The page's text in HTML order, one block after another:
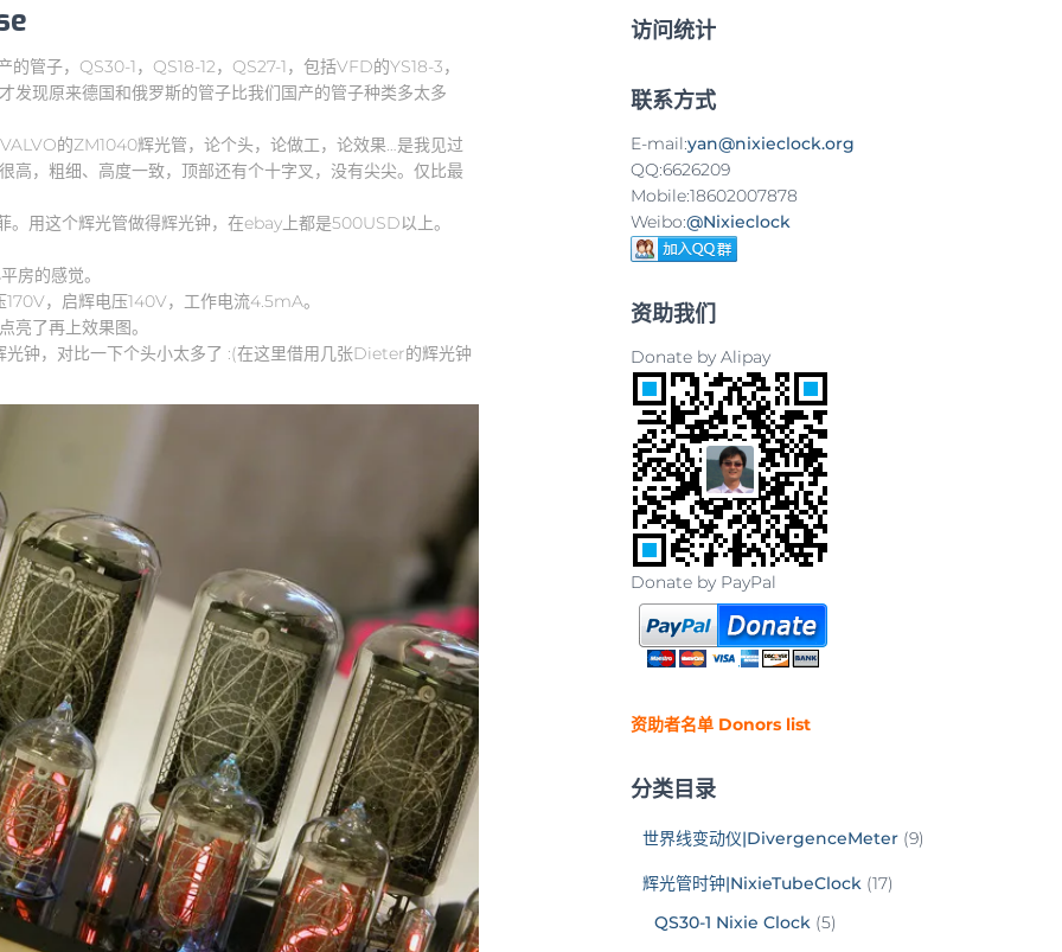
管子，QS30-1，QS18-12，QS27-1，包括VFD的YS18-3，
现原来德国和俄罗斯的管子比我们国产的管子种类多太多
的ZM1040辉光管，论个头，论做工，论效果…是我见过
高，粗细、高度一致，顶部还有个十字叉，没有尖尖。仅比最
用这个辉光管做得辉光钟，在ebay上都是500USD以上。
房的感觉。
，启辉电压140V，工作电流4.5mA。
亮了再上效果图。
钟，对比一下个头小太多了 :(在这里借用几张Dieter的辉光钟
访问统计
联系方式
E-mail:yan@nixieclock.org
QQ:6626209
Mobile:18602007878
Weibo:@Nixieclock
资助我们
Donate by Alipay
Donate by PayPal
资助者名单 Donors list
分类目录
世界线变动仪|DivergenceMeter(9)
辉光管时钟|NixieTubeClock(17)
QS30-1 Nixie Clock(5)